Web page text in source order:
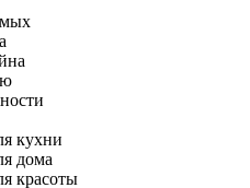
кухни
дома
красоты